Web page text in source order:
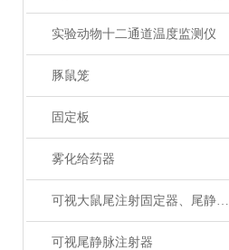
实验动物十二通道温度监测仪
豚鼠笼
固定板
雾化给药器
可视大鼠尾注射固定器、尾静脉注射
可视尾静脉注射器